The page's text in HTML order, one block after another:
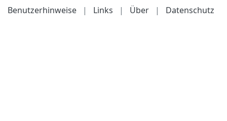
Benutzerhinweise
| Links | Über | Datenschutz